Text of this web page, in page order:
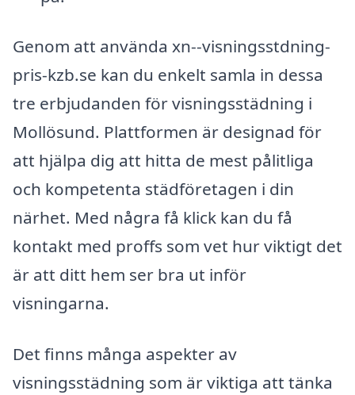
Genom att använda xn--visningsstdning-
pris-kzb.se kan du enkelt samla in dessa
tre erbjudanden för visningsstädning i
Mollösund. Plattformen är designad för
att hjälpa dig att hitta de mest pålitliga
och kompetenta städföretagen i din
närhet. Med några få klick kan du få
kontakt med proffs som vet hur viktigt det
är att ditt hem ser bra ut inför
visningarna.
Det finns många aspekter av
visningsstädning som är viktiga att tänka